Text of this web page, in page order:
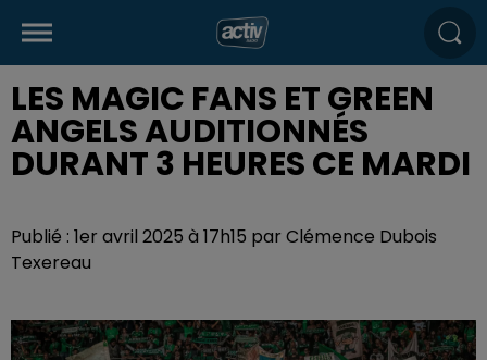
LES MAGIC FANS ET GREEN
ANGELS AUDITIONNÉS
DURANT 3 HEURES CE MARDI
Publié : 1er avril 2025 à 17h15 par Clémence Dubois
Texereau